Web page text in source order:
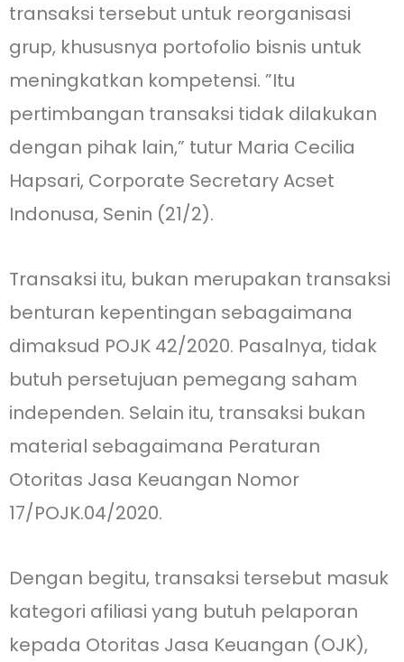
transaksi tersebut untuk reorganisasi
grup, khususnya portofolio bisnis untuk
meningkatkan kompetensi. ”Itu
pertimbangan transaksi tidak dilakukan
dengan pihak lain,” tutur Maria Cecilia
Hapsari, Corporate Secretary Acset
Indonusa, Senin (21/2).
Transaksi itu, bukan merupakan transaksi
benturan kepentingan sebagaimana
dimaksud POJK 42/2020. Pasalnya, tidak
butuh persetujuan pemegang saham
independen. Selain itu, transaksi bukan
material sebagaimana Peraturan
Otoritas Jasa Keuangan Nomor
17/POJK.04/2020.
Dengan begitu, transaksi tersebut masuk
kategori afiliasi yang butuh pelaporan
kepada Otoritas Jasa Keuangan (OJK),